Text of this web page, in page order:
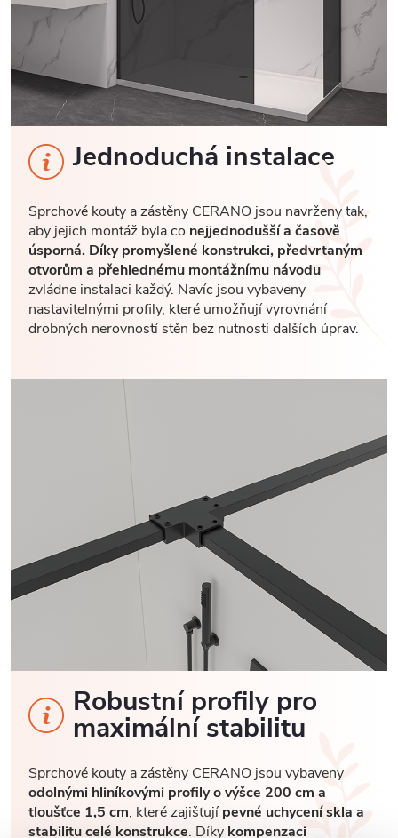
Jednoduchá instalace
Sprchové kouty a zástěny CERANO jsou navrženy tak,
aby jejich montáž byla co nejjednodušší a časově
úsporná. Díky promyšlené konstrukci, předvrtaným
otvorům a přehlednému montážnímu návodu
zvládne instalaci každý. Navíc jsou vybaveny
nastavitelnými profily, které umožňují vyrovnání
drobných nerovností stěn bez nutnosti dalších úprav.
Robustní profily pro
maximální stabilitu
Sprchové kouty a zástěny CERANO jsou vybaveny
odolnými hliníkovými profily o výšce 200 cm a
tloušťce 1,5 cm, které zajišťujípevné uchycení skla a
stabilitu celé konstrukce. Díky kompenzaci